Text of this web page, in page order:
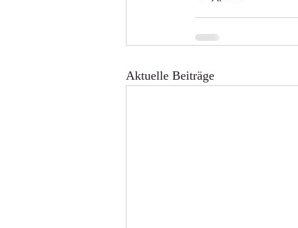
Aktuelle Beiträge